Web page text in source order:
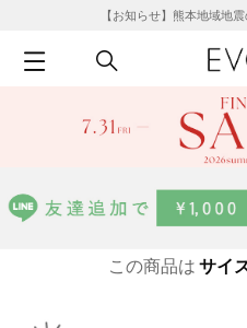
【お知らせ】熊本地域地
この商品は サイ